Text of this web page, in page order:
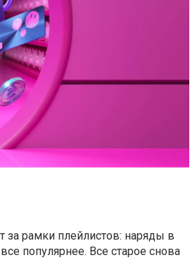
за рамки плейлистов: наряды в
популярнее. Все старое снова